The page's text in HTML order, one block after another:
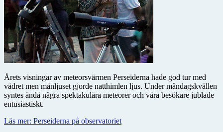
Årets visningar av meteorsvärmen Perseiderna hade god tur med
vädret men månljuset gjorde natthimlen ljus. Under måndagskvällen
syntes ändå några spektakulära meteorer och våra besökare jublade
entusiastiskt.
Läs mer: Perseiderna på observatoriet